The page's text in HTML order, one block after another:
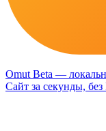
Omut Beta —
Сайт за секунды, без